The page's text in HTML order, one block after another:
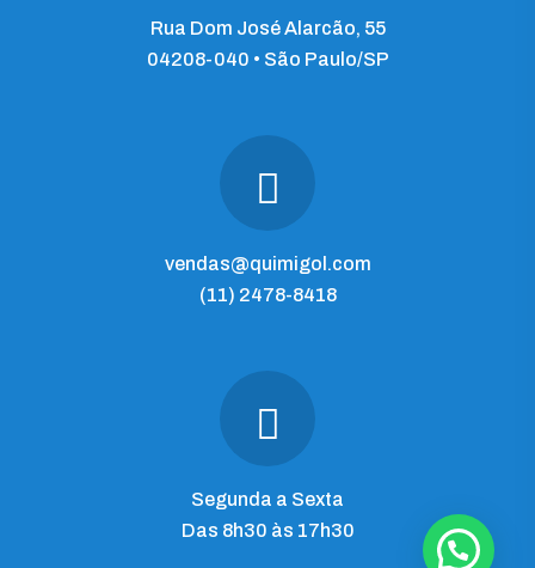
Rua Dom José Alarcão, 55
04208-040 • São Paulo/SP
vendas@quimigol.com
(11) 2478-8418
Segunda a Sexta
Das 8h30 às 17h30